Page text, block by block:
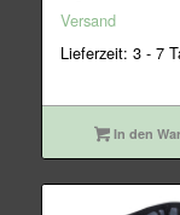
Versand
Lieferzeit: 3 - 7
In den